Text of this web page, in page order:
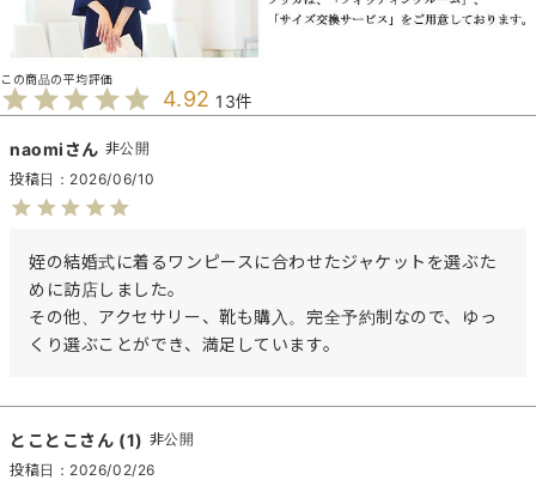
4.92 13
naomi
非公開
投稿日
2026/06/10
姪の結婚式に着るワンピースに合わせたジャケットを選ぶた
めに訪店しました。
その他、アクセサリー、靴も購入。完全予約制なので、ゆっ
くり選ぶことができ、満足しています。
とことこ 1
非公開
投稿日
2026/02/26